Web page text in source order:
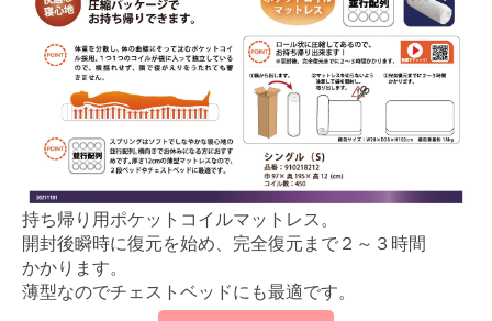
持ち帰り用ポケットコイルマットレス。
開封後瞬時に復元を始め、完全復元まで２～３時間
かかります。
薄型なのでチェストベッドにも最適です。